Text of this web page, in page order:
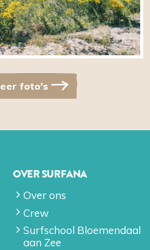
foto's
OVER SURFANA
Over ons
Crew
Surfschool Bloemendaal
aan Zee